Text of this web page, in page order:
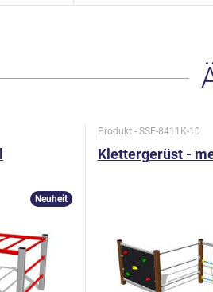
Neuheit
Produkt - SSE-8411K-10
Klettergerüst -